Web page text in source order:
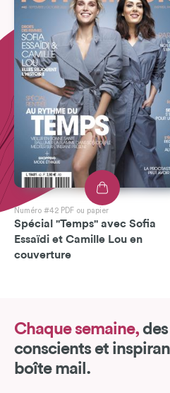
Numéro #42 PDF ou papier
Spécial "Temps" avec Sofia
Essaïdi et Camille Lou en
couverture
Chaque semaine,
conscients et
boîte mail.